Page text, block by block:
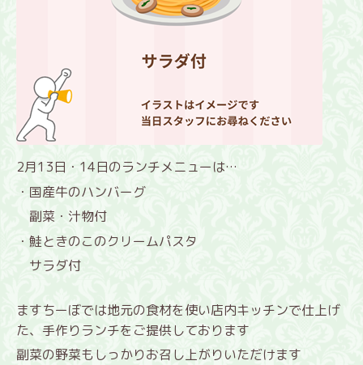
2月13日・14日のランチメニューは…
・国産牛のハンバーグ
副菜・汁物付
・鮭ときのこのクリームパスタ
サラダ付
ますちーぼでは地元の食材を使い店内キッチンで仕上げ
た、手作りランチをご提供しております
副菜の野菜もしっかりお召し上がりいただけます